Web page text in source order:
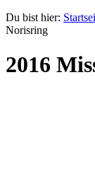
Du bist hier:
Norisring
2016